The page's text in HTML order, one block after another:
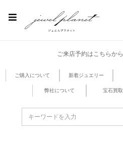
ご来店予約はこちらから
ご購入について 新着ジュエリー
弊社について 宝石買取